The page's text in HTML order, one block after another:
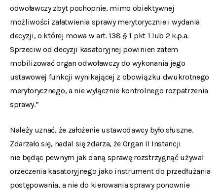
odwoławczy zbyt pochopnie, mimo obiektywnej
możliwości załatwienia sprawy merytorycznie i wydania
decyzji, o której mowa w art. 138 § 1 pkt 1 lub 2 k.p.a.
Sprzeciw od decyzji kasatoryjnej powinien zatem
mobilizować organ odwoławczy do wykonania jego
ustawowej funkcji wynikającej z obowiązku dwukrotnego
merytorycznego, a nie wyłącznie kontrolnego rozpatrzenia
sprawy.”
Należy uznać, że założenie ustawodawcy było słuszne.
Zdarzało się, nadal się zdarza, że Organ II Instancji
nie będąc pewnym jak daną sprawę rozstrzygnąć używał
orzeczenia kasatoryjnego jako instrument do przedłużania
postępowania, a nie do kierowania sprawy ponownie